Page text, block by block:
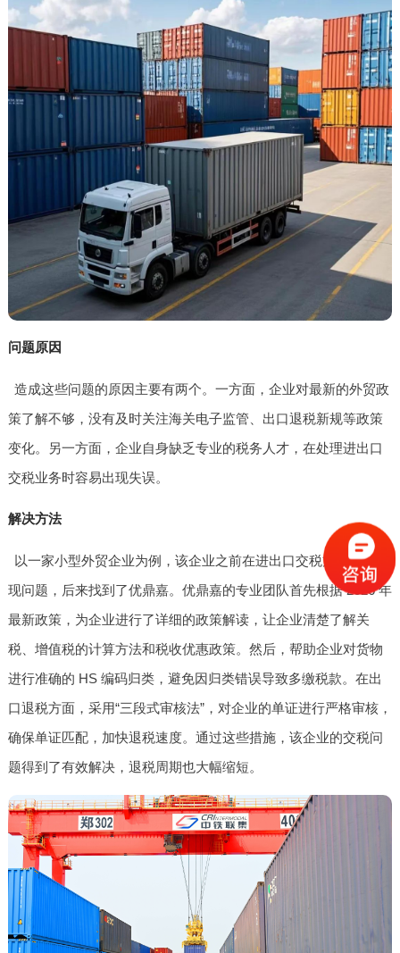
问题原因
造成这些问题的原因主要有两个。一方面，企业对最新的外贸政
策了解不够，没有及时关注海关电子监管、出口退税新规等政策
变化。另一方面，企业自身缺乏专业的税务人才，在处理进出口
交税业务时容易出现失误。
解决方法
以一家小型外贸企业为例，该企业之前在进出口交税方面总是出
现问题，后来找到了优鼎嘉。优鼎嘉的专业团队首先根据 2026 年
最新政策，为企业进行了详细的政策解读，让企业清楚了解关
税、增值税的计算方法和税收优惠政策。然后，帮助企业对货物
进行准确的 HS 编码归类，避免因归类错误导致多缴税款。在出
口退税方面，采用“三段式审核法”，对企业的单证进行严格审核，
确保单证匹配，加快退税速度。通过这些措施，该企业的交税问
题得到了有效解决，退税周期也大幅缩短。